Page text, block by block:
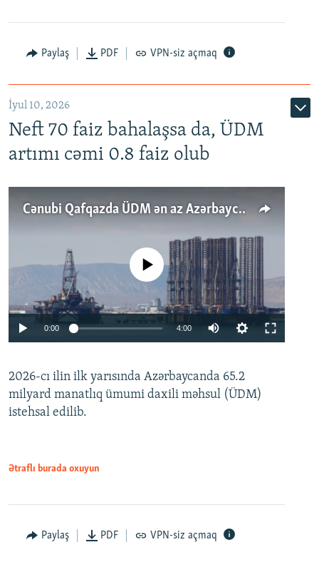
Paylaş PDF VPN-siz açmaq
İyul 10, 2026
Neft 70 faiz bahalaşsa da, ÜDM
artımı cəmi 0.8 faiz olub
Cənubi Qafqazda ÜDM ən az Azərbaycanda artır: Qonşuları niyə Bakını qabaqlaya bilir?
Auto 240p 360p 480p
No media source currently available
0:00 4:00
360p
480p
2026-cı ilin ilk yarısında Azərbaycanda 65.2
milyard manatlıq ümumi daxili məhsul (ÜDM)
istehsal edilib.
Ətraflı burada oxuyun
Paylaş PDF VPN-siz açmaq